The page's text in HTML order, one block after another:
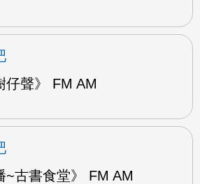
仔聲》 FM AM
~古書食堂》 FM AM